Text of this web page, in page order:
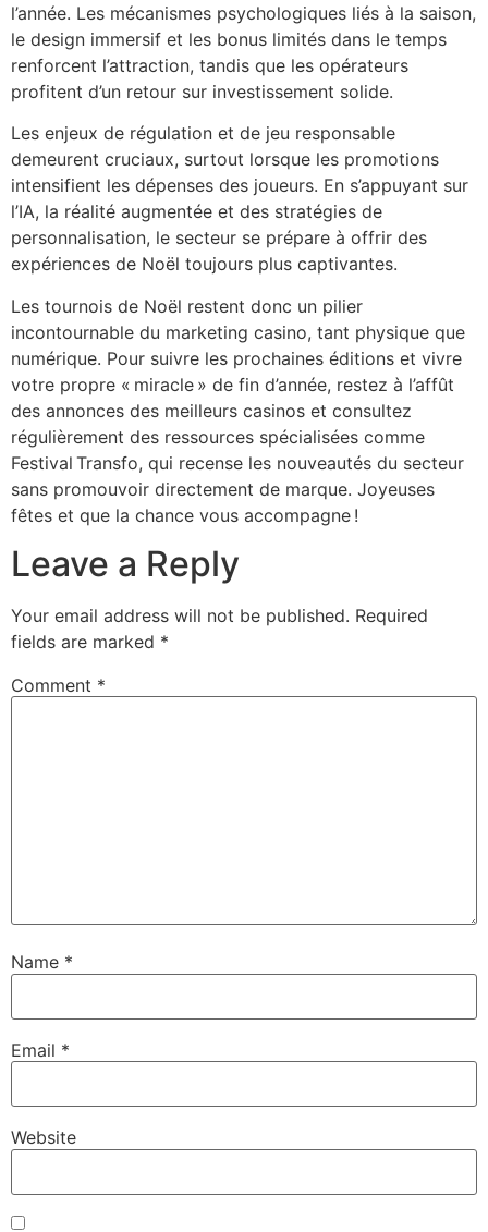
l’année. Les mécanismes psychologiques liés à la saison,
le design immersif et les bonus limités dans le temps
renforcent l’attraction, tandis que les opérateurs
profitent d’un retour sur investissement solide.
Les enjeux de régulation et de jeu responsable
demeurent cruciaux, surtout lorsque les promotions
intensifient les dépenses des joueurs. En s’appuyant sur
l’IA, la réalité augmentée et des stratégies de
personnalisation, le secteur se prépare à offrir des
expériences de Noël toujours plus captivantes.
Les tournois de Noël restent donc un pilier
incontournable du marketing casino, tant physique que
numérique. Pour suivre les prochaines éditions et vivre
votre propre « miracle » de fin d’année, restez à l’affût
des annonces des meilleurs casinos et consultez
régulièrement des ressources spécialisées comme
Festival Transfo, qui recense les nouveautés du secteur
sans promouvoir directement de marque. Joyeuses
fêtes et que la chance vous accompagne !
Leave a Reply
Your email address will not be published. Required
fields are marked *
Comment *
Name *
Email *
Website